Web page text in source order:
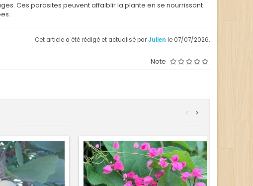
Ces parasites peuvent affaiblir la plante en se nourrissant
Cet article a été rédigé et actualisé parJulien le 07/07/2026.
Note
>
<